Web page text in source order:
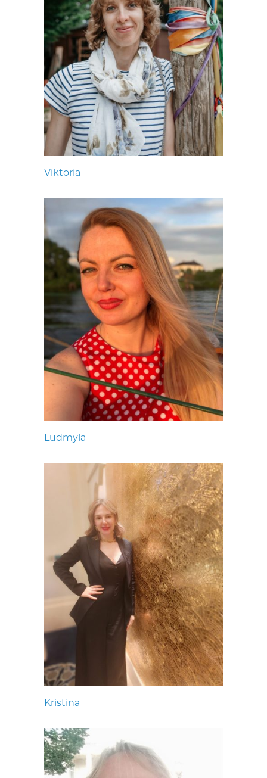
Viktoria
Ludmyla
Kristina